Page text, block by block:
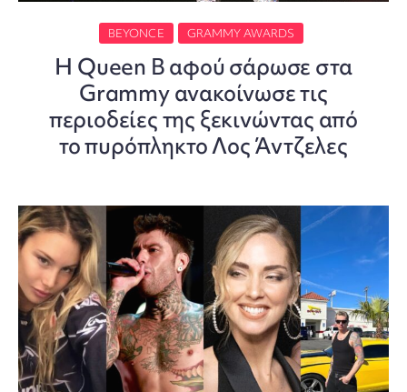
BEYONCE GRAMMY AWARDS
H Queen B αφού σάρωσε στα
Grammy ανακοίνωσε τις
περιοδείες της ξεκινώντας από
το πυρόπληκτο Λος Άντζελες